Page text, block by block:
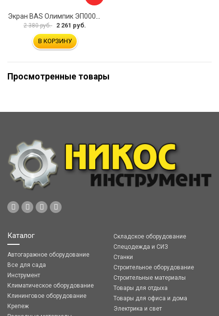
2 380 руб. 2 261 руб.
В КОРЗИНУ
Просмотренные товары
Каталог
Автогаражное оборудование
Все для сада
Инструмент
Климатическое оборудование
Клининговое оборудование
Крепеж
Складское оборудование
Спецодежда и СИЗ
Станки
Строительное оборудование
Строительные материалы
Товары для отдыха
Товары для офиса и дома
Электрика и свет